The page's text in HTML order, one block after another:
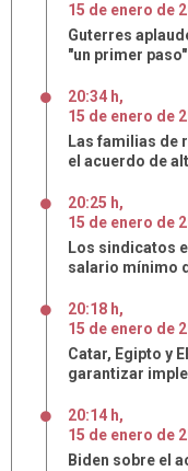
15 de enero de
Guterres
"un primer paso"
20:34 h,
15 de enero de
Las familias de
el acuerdo de
20:25 h,
15 de enero de
Los sindicatos
salario mínimo
20:18 h,
15 de enero de
Catar, Egipto y
garantizar
20:14 h,
15 de enero de
Biden sobre el